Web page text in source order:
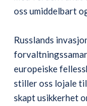
oss umiddelbart
Russlands
europeiske
stiller oss lojale
skapt usikkerhet